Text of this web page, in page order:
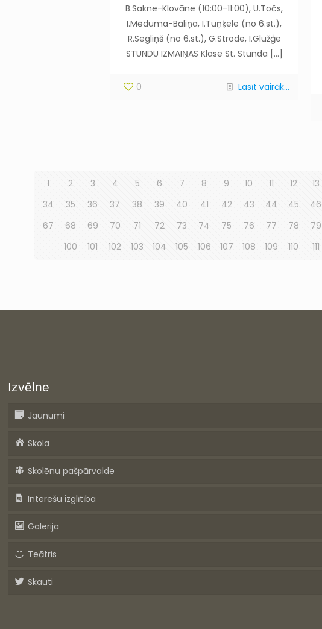
B.Sakne-Klovāne (10:00-11:00), U.Točs,
I.Mēduma-Bāliņa, I.Tuņķele (no 6.st.),
R.Segliņš (no 6.st.), G.Strode, I.Glužģe
STUNDU IZMAIŅAS Klase St. Stunda […]
0 Lasīt vairāk...
1 2 3 4 5 6 7 8 9 10 11 12 13
34
35 36 37 38 39 40 41 42 43 44 45 46
67
68 69 70 71 72 73 74 75 76 77 78 79
100
101 102 103 104 105 106 107 108 109 110 111
Izvēlne
Jaunumi
Skola
Skolēnu pašpārvalde
Interešu izglītība
Galerija
Teātris
Skauti